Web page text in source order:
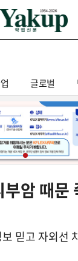
글로벌
암 때문
믿고 자외선